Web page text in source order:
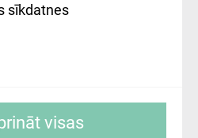
sīkdatnes
sīkdatņu
visas